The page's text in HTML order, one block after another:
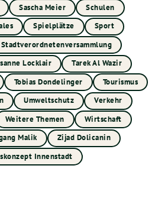
Sascha Meier
Schulen
Spielplätze
Sport
Stadtverordnetenversammlung
Locklair
Tarek Al Wazir
Tobias Dondelinger
Tourismus
Umweltschutz
Verkehr
Weitere Themen
Wirtschaft
Malik
Zijad Dolicanin
Innenstadt